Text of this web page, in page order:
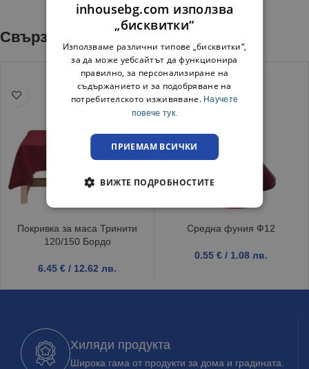
Свързани продукти
Покривка за маса Тринити
120/150 Бордо
6.45 € / 12.62 лв.
Средна фуния Ф12
0.55 € / 1.08 лв.
Хиляди продукта
Широка гама от продукти за дома и градината.
inhousebg.com използва
„бисквитки“
Използваме различни типове „бисквитки“,
за да може уебсайтът да функционира
правилно, за персонализиране на
съдържанието и за подобряване на
потребителското изживяване. Научете
повече тук.
ПРИЕМАМ ВСИЧКИ
ВИЖТЕ ПОДРОБНОСТИТЕ